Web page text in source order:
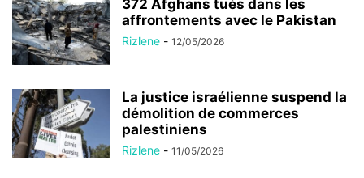
372 Afghans tués dans les
affrontements avec le Pakistan
Rizlene - 12/05/2026
La justice israélienne suspend la
démolition de commerces
palestiniens
Rizlene - 11/05/2026